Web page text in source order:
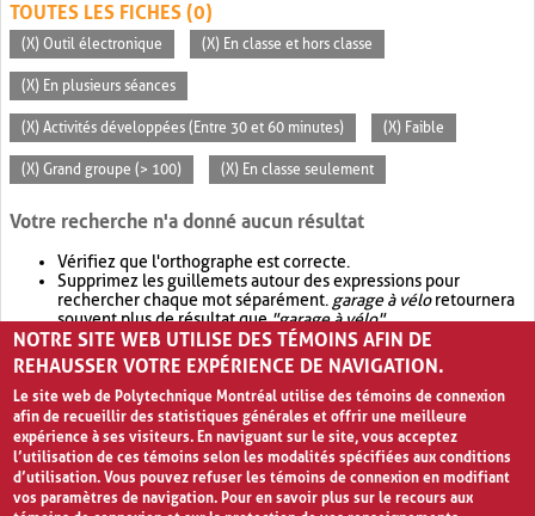
TOUTES LES FICHES (0)
(X) Outil électronique (X) En classe et hors classe
(X) En plusieurs séances
(X) Activités développées (Entre 30 et 60 minutes) (X) Faible
(X) Grand groupe (> 100) (X) En classe seulement
Votre recherche n'a donné aucun résultat
Vérifiez que l'orthographe est correcte.
Supprimez les guillemets autour des expressions pour
rechercher chaque mot séparément. garage à véloretournera
souvent plus de résultat que"garage à vélo".
Envisagez d'élargir votre recherche avec OR.garage OR vélo
retournera souvent plus de résultat quegarage à vélo
NOTRE SITE WEB UTILISE DES TÉMOINS AFIN DE
REHAUSSER VOTRE EXPÉRIENCE DE NAVIGATION.
Le site web de Polytechnique Montréal utilise des témoins de connexion
afin de recueillir des statistiques générales et offrir une meilleure
expérience à ses visiteurs. En naviguant sur le site, vous acceptez
l’utilisation de ces témoins selon les modalités spécifiées aux conditions
d’utilisation. Vous pouvez refuser les témoins de connexion en modifiant
vos paramètres de navigation. Pour en savoir plus sur le recours aux